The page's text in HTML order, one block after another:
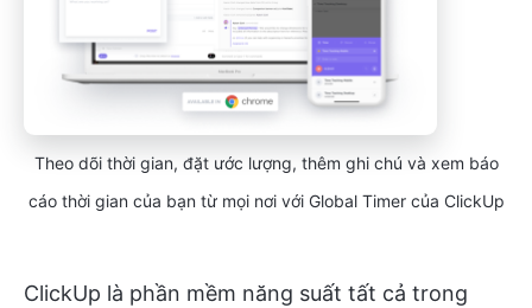
Theo dõi thời gian, đặt ước lượng, thêm ghi chú và xem báo
cáo thời gian của bạn từ mọi nơi với Global Timer của ClickUp
ClickUp là phần mềm năng suất tất cả trong